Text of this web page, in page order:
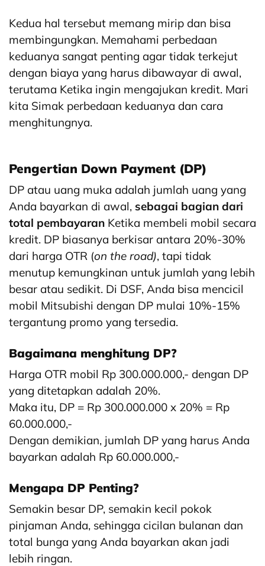
Kedua hal tersebut memang mirip dan bisa
membingungkan. Memahami perbedaan
keduanya sangat penting agar tidak terkejut
dengan biaya yang harus dibawayar di awal,
terutama Ketika ingin mengajukan kredit. Mari
kita Simak perbedaan keduanya dan cara
menghitungnya.
Pengertian Down Payment (DP)
DP atau uang muka adalah jumlah uang yang
Anda bayarkan di awal, sebagai bagian dari
total pembayaran Ketika membeli mobil secara
kredit. DP biasanya berkisar antara 20%-30%
dari harga OTR (on the road), tapi tidak
menutup kemungkinan untuk jumlah yang lebih
besar atau sedikit. Di DSF, Anda bisa mencicil
mobil Mitsubishi dengan DP mulai 10%-15%
tergantung promo yang tersedia.
Bagaimana menghitung DP?
Harga OTR mobil Rp 300.000.000,- dengan DP
yang ditetapkan adalah 20%.
Maka itu, DP = Rp 300.000.000 x 20% = Rp
60.000.000,-
Dengan demikian, jumlah DP yang harus Anda
bayarkan adalah Rp 60.000.000,-
Mengapa DP Penting?
Semakin besar DP, semakin kecil pokok
pinjaman Anda, sehingga cicilan bulanan dan
total bunga yang Anda bayarkan akan jadi
lebih ringan.